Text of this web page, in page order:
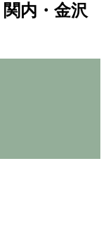
内・金沢